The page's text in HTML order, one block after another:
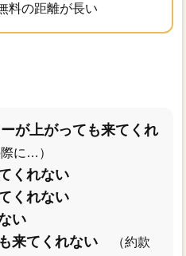
料の距離が長い
が上がっても来てくれ
に…）
くれない
くれない
い
来てくれない
（約款